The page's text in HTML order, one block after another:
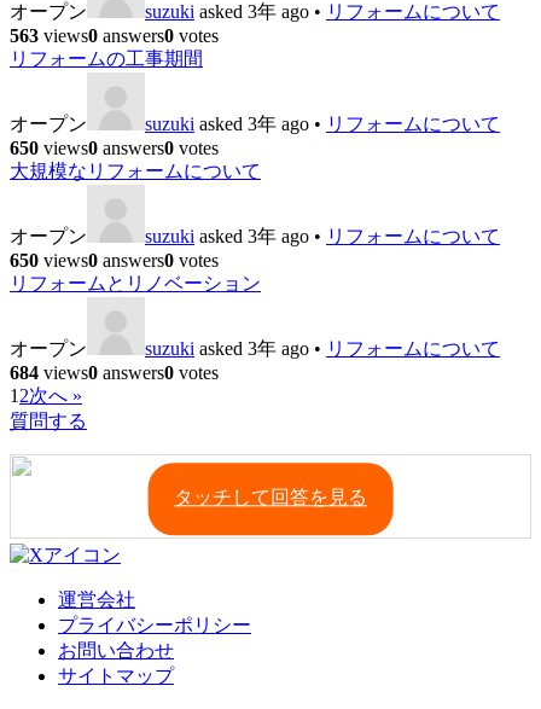
オープン suzuki asked 3年 ago • リフォームについて
563 views0 answers0 votes
リフォームの工事期間
オープン suzuki asked 3年 ago • リフォームについて
650 views0 answers0 votes
大規模なリフォームについて
オープン suzuki asked 3年 ago • リフォームについて
650 views0 answers0 votes
リフォームとリノベーション
オープン suzuki asked 3年 ago • リフォームについて
684 views0 answers0 votes
1 2次へ »
質問する
タッチして回答を見る
運営会社
プライバシーポリシー
お問い合わせ
サイトマップ